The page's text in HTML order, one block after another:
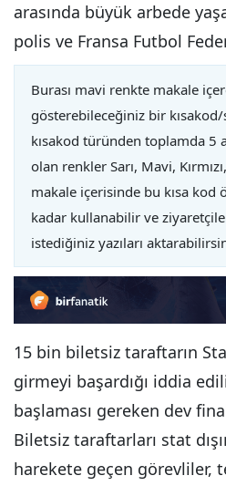
arasında büyük arbede
polis ve Fransa Futbol
Burası mavi renkte makale
gösterebileceğiniz bir
kısakod türünden toplamda 5
olan renkler Sarı, Mavi,
makale içerisinde bu kısa
kadar kullanabilir ve
istediğiniz yazıları
15 bin biletsiz taraftarın
girmeyi başardığı iddia
başlaması gereken dev
Biletsiz taraftarları stat
harekete geçen görevliler,